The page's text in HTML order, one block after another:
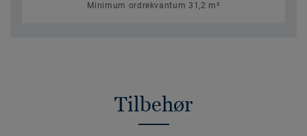
Minimum ordrekvantum 31,2 m²
Tilbehør